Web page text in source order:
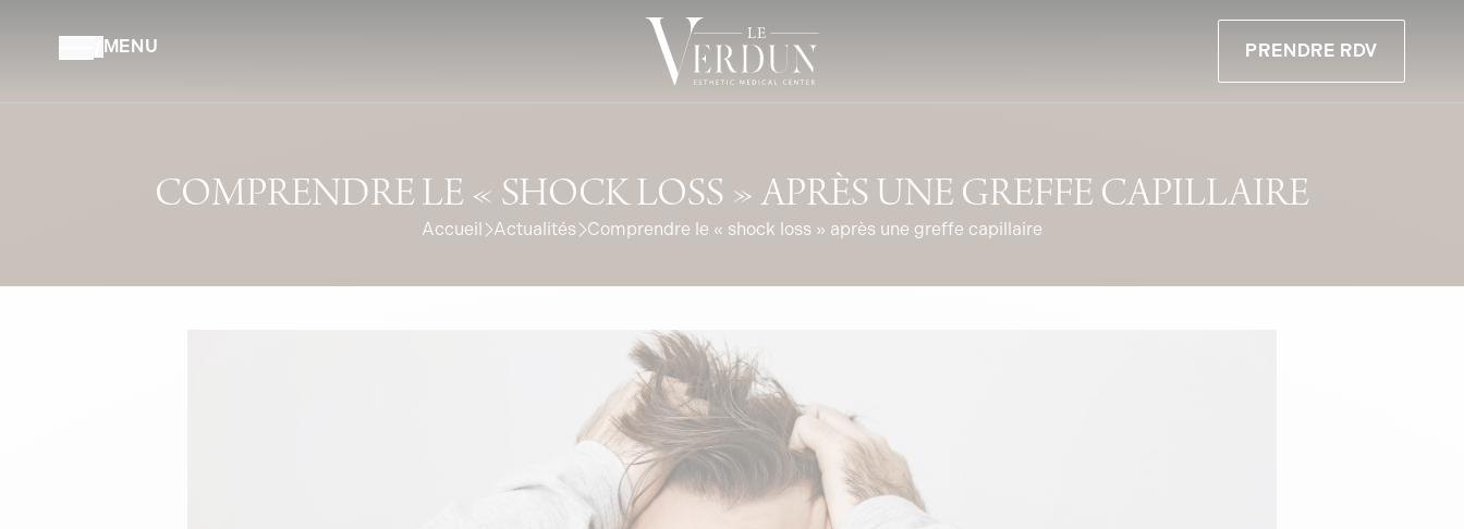
MENU PRENDRE RDV
COMPRENDRE LE « SHOCK LOSS » APRÈS UNE GREFFE CAPILLAIRE
Accueil Actualités Comprendre le « shock loss » après une greffe capillaire